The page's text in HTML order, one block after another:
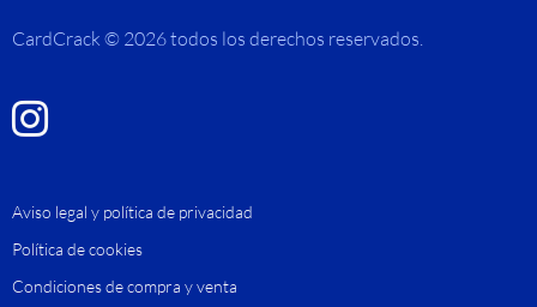
CardCrack © 2026 todos los derechos reservados.
Aviso legal y política de privacidad
Política de cookies
Condiciones de compra y venta